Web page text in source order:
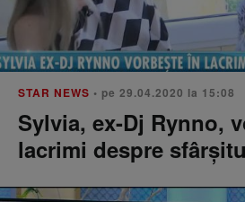
STAR NEWS • pe 29.04.2020 la 15:08
Sylvia, ex-Dj Rynno,
lacrimi despre